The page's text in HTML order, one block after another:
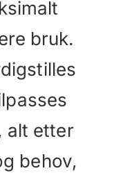
bruk.
alt etter
behov,